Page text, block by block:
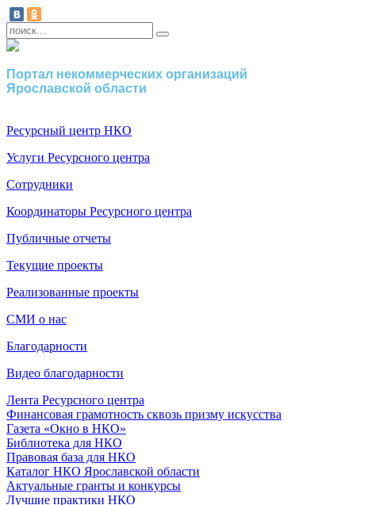
Портал некоммерческих организаций
Ярославской области
Ресурсный центр НКО
Услуги Ресурсного центра
Сотрудники
Координаторы Ресурсного центра
Публичные отчеты
Текущие проекты
Реализованные проекты
СМИ о нас
Благодарности
Видео благодарности
Лента Ресурсного центра
Финансовая грамотность сквозь призму искусства
Газета «Окно в НКО»
Библиотека для НКО
Правовая база для НКО
Каталог НКО Ярославской области
Актуальные гранты и конкурсы
Лучшие практики НКО